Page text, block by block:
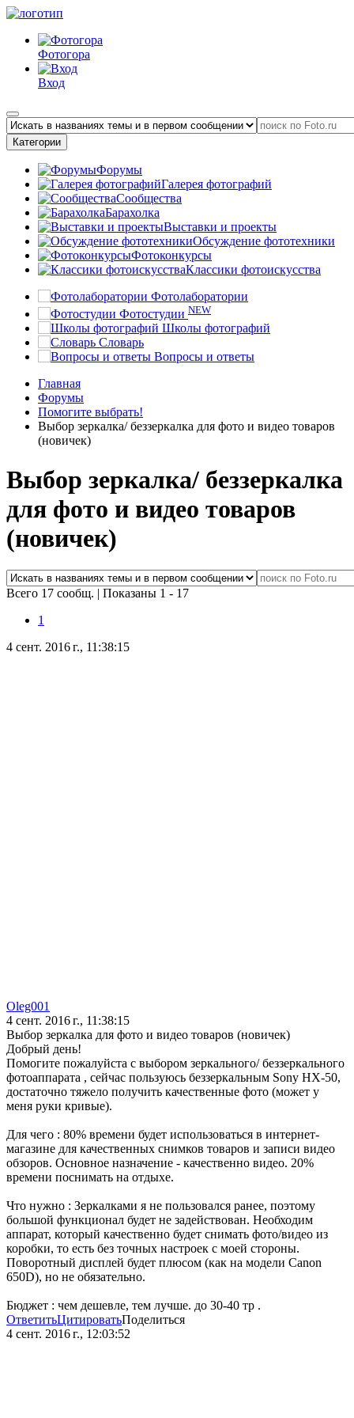
Фотогора
Вход
Категории
Форумы
Галерея фотографий
Сообщества
Барахолка
Выставки и проекты
Обсуждение фототехники
Фотоконкурсы
Классики фотоискусства
Фотолаборатории
Фотостудии NEW
Школы фотографий
Словарь
Вопросы и ответы
Главная
Форумы
Помогите выбрать!
Выбор зеркалка/ беззеркалка для фото и видео товаров
(новичек)
Выбор зеркалка/ беззеркалка
для фото и видео товаров
(новичек)
Всего 17 сообщ. | Показаны 1 - 17
1
4 сент. 2016 г., 11:38:15
Oleg001
4 сент. 2016 г., 11:38:15
Выбор зеркалка для фото и видео товаров (новичек)
Добрый день!
Помогите пожалуйста с выбором зеркального/ беззеркального
фотоаппарата , сейчас пользуюсь беззеркальным Sony HX-50,
достаточно тяжело получить качественные фото (может у
меня руки кривые).
Для чего : 80% времени будет использоваться в интернет-
магазине для качественных снимков товаров и записи видео
обзоров. Основное назначение - качественно видео. 20%
времени поснимать на отдыхе.
Что нужно : Зеркалками я не пользовался ранее, поэтому
большой функционал будет не задействован. Необходим
аппарат, который качественно будет снимать фото/видео из
коробки, то есть без точных настроек с моей стороны.
Поворотный дисплей будет плюсом (как на модели Canon
650D), но не обязательно.
Бюджет : чем дешевле, тем лучше. до 30-40 тр .
ОтветитьЦитироватьПоделиться
4 сент. 2016 г., 12:03:52